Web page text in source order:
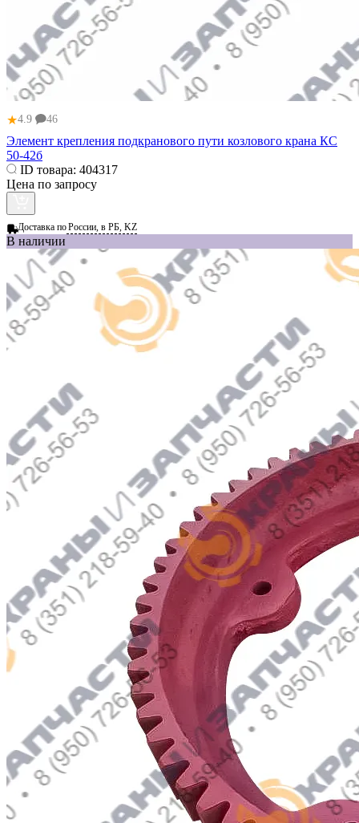
★4.9 46
Элемент крепления подкранового пути козлового крана КС
50-42б
ID товара: 404317
Цена по запросу
Доставка поРоссии, в РБ, KZ
В наличии